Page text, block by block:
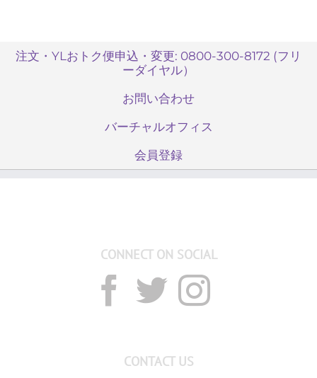
注文・YLおトク便申込・変更: 0800-300-8172 (フリ
ーダイヤル）
お問い合わせ
バーチャルオフィス
会員登録
CONNECT ON SOCIAL
CONTACT US